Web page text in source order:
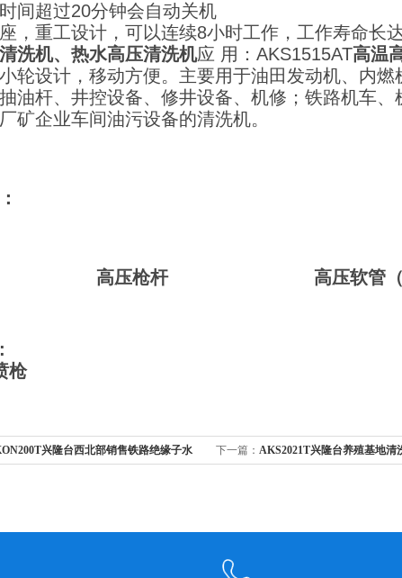
间超过20分钟会自动关机
，重工设计，可以连续8小时工作，工作寿命长
洗机、热水高压清洗机应 用：AKS1515AT高温
轮设计，移动方便。主要用于油田发动机、内燃
油杆、井控设备、修井设备、机修；铁路机车
矿企业车间油污设备的清洗机。
柄 高压枪杆 高压软管（10
枪
兴隆台西北部销售铁路绝缘子水 下一篇： AKS2021T兴隆台养殖基地清